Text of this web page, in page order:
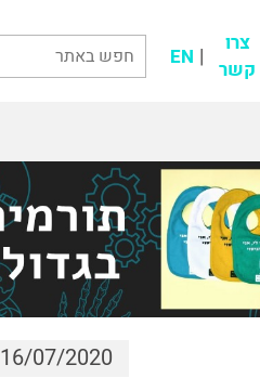
צרו
קשר
EN
16/07/2020